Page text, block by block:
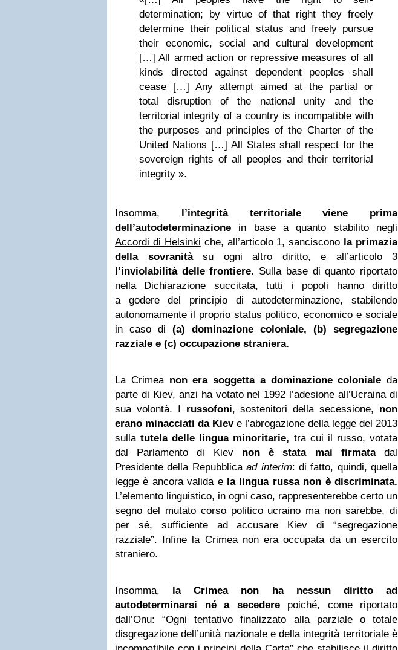
determination; by virtue of that right they freely
determine their political status and freely pursue
their economic, social and cultural development
[…] All armed action or repressive measures of all
kinds directed against dependent peoples shall
cease […] Any attempt aimed at the partial or
total disruption of the national unity and the
territorial integrity of a country is incompatible with
the purposes and principles of the Charter of the
United Nations […] All States shall respect for the
sovereign rights of all peoples and their territorial
integrity ».
Insomma, l’integrità territoriale viene prima
dell’autodeterminazione in base a quanto stabilito negli
Accordi di Helsinki che, all’articolo 1, sanciscono la primazia
della sovranitàsu ogni altro diritto, e all’articolo 3
l’inviolabilità delle frontiere. Sulla base di quanto riportato
nella Dichiarazione succitata, tutti i popoli hanno diritto
a godere del principio di autodeterminazione, stabilendo
autonomamente il proprio status politico, economico e sociale
in caso di (a) dominazione coloniale, (b) segregazione
razziale e (c) occupazione straniera.
La Crimea non era soggetta a dominazione coloniale da
parte di Kiev, anzi ha votato nel 1992 l’adesione all’Ucraina di
sua volontà. I russofoni, sostenitori della secessione, non
erano minacciati da Kieve l’abrogazione della legge del 2013
sullatutela delle lingua minoritarie, tra cui il russo, votata
dal Parlamento di Kiev non è stata mai firmatadal
Presidente della Repubblicaad interim: di fatto, quindi, quella
legge è ancora valida e la lingua russa non è discriminata.
L’elemento linguistico, in ogni caso, rappresenterebbe certo un
segno del mutato corso politico ucraino ma non sarebbe, di
per sé, sufficiente ad accusare Kiev di “segregazione
razziale”. Infine la Crimea non era occupata da un esercito
straniero.
Insomma, la Crimea non ha nessun diritto ad
autodeterminarsi né a secederepoiché, come riportato
dall’Onu: “Ogni tentativo finalizzato alla parziale o totale
disgregazione dell’unità nazionale e della integrità territoriale è